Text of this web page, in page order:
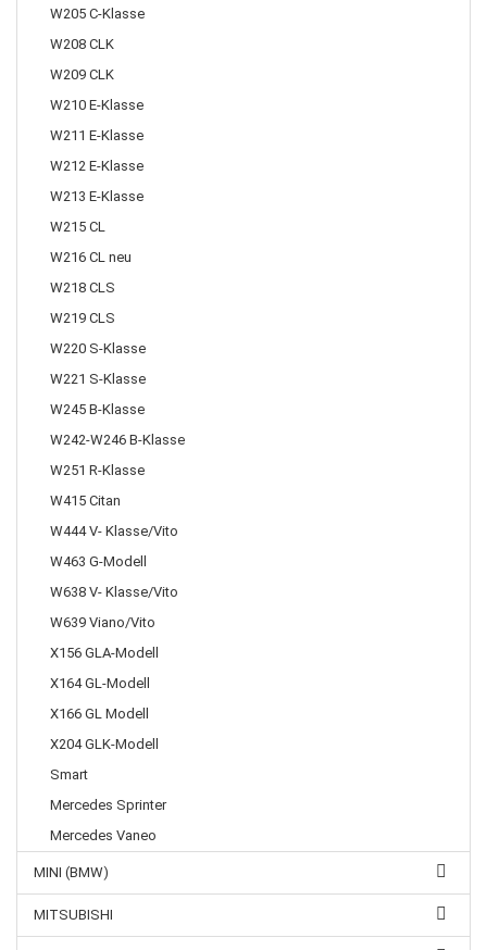
W205 C-Klasse
W208 CLK
W209 CLK
W210 E-Klasse
W211 E-Klasse
W212 E-Klasse
W213 E-Klasse
W215 CL
W216 CL neu
W218 CLS
W219 CLS
W220 S-Klasse
W221 S-Klasse
W245 B-Klasse
W242-W246 B-Klasse
W251 R-Klasse
W415 Citan
W444 V- Klasse/Vito
W463 G-Modell
W638 V- Klasse/Vito
W639 Viano/Vito
X156 GLA-Modell
X164 GL-Modell
X166 GL Modell
X204 GLK-Modell
Smart
Mercedes Sprinter
Mercedes Vaneo
MINI (BMW)
MITSUBISHI